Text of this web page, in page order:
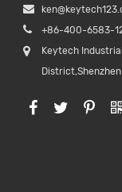
+86-400-6583-
Keytech
District,Shenzhen